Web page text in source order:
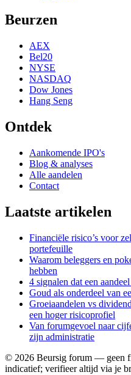
Beurzen
AEX
Bel20
NYSE
NASDAQ
Dow Jones
Hang Seng
Ontdek
Aankomende IPO's
Blog & analyses
Alle aandelen
Contact
Laatste artikelen
Financiële risico’s voor
portefeuille
Waarom beleggers en
hebben
4 signalen dat een
Goud als onderdeel van
Groeiaandelen vs
een hoger risicoprofiel
Van forumgevoel naar
zijn administratie
© 2026 Beursig forum — geen
indicatief; verifieer altijd via je